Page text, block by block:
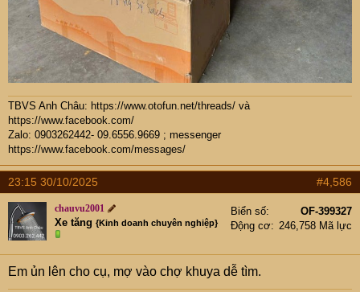
TBVS Anh Châu: https://www.otofun.net/threads/ và
https://www.facebook.com/
Zalo: 0903262442- 09.6556.9669 ; messenger
https://www.facebook.com/messages/
23:15 30/10/2025 #4,586
chauvu2001
Xe tăng {Kinh doanh chuyên nghiệp}
Biển số
OF-399327
Động cơ
246,758 Mã lực
Em ủn lên cho cụ, mợ vào chợ khuya dễ tìm.